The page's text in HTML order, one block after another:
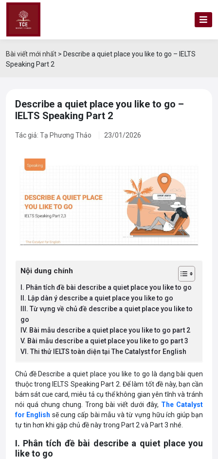
Bài viết mới nhất > Describe a quiet place you like to go – IELTS
Speaking Part 2
Describe a quiet place you like to go –
IELTS Speaking Part 2
Tác giả: Tạ Phương Thảo 23/01/2026
Nội dung chính
I. Phân tích đề bài describe a quiet place you like to go
II. Lập dàn ý describe a quiet place you like to go
III. Từ vựng về chủ đề describe a quiet place you like to
go
IV. Bài mẫu describe a quiet place you like to go part 2
V. Bài mẫu describe a quiet place you like to go part 3
VI. Thi thử IELTS toàn diện tại The Catalyst for English
Chủ đề Describe a quiet place you like to go là dạng bài quen
thuộc trong IELTS Speaking Part 2. Để làm tốt đề này, bạn cần
bám sát cue card, miêu tả cụ thể không gian yên tĩnh và tránh
nói quá chung chung. Trong bài viết dưới đây, The Catalyst
for English sẽ cung cấp bài mẫu và từ vựng hữu ích giúp bạn
tự tin hơn khi gặp chủ đề này trong Part 2 và Part 3 nhé.
I. Phân tích đề bài describe a quiet place you
like to go